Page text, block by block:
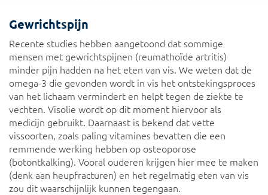
Gewrichtspijn
Recente studies hebben aangetoond dat sommige
mensen met gewrichtspijnen (reumathoïde artritis)
minder pijn hadden na het eten van vis. We weten dat de
omega-3 die gevonden wordt in vis het ontstekingsproces
van het lichaam vermindert en helpt tegen de ziekte te
vechten. Visolie wordt op dit moment hiervoor als
medicijn gebruikt. Daarnaast is bekend dat vette
vissoorten, zoals paling vitamines bevatten die een
remmende werking hebben op osteoporose
(botontkalking). Vooral ouderen krijgen hier mee te maken
(denk aan heupfracturen) en het regelmatig eten van vis
zou dit waarschijnlijk kunnen tegengaan.